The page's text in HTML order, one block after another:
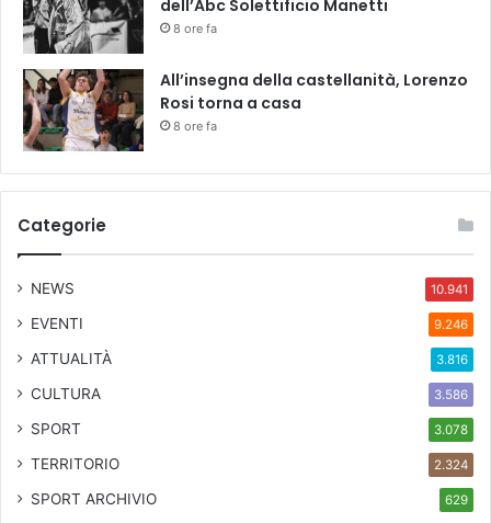
a
n
o
c
c
a
s
i
e
l
G
o
r
dell’Abc Solettificio Manetti
8 ore fa
All’insegna della castellanità, Lorenzo
Rosi torna a casa
8 ore fa
Categorie
NEWS 10.941
EVENTI 9.246
ATTUALITÀ 3.816
CULTURA 3.586
SPORT 3.078
TERRITORIO 2.324
SPORT ARCHIVIO 629